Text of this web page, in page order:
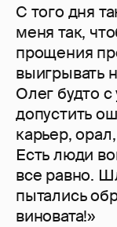
С того дня
меня так,
прощения
выигрывать
Олег будто
допустить
карьер,
Есть люди
все равно.
пытались
виновата!»